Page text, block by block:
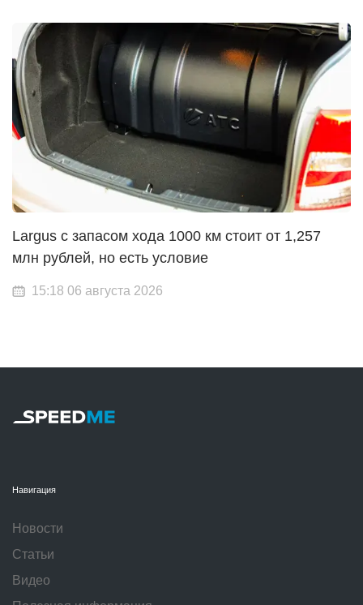
Largus с запасом хода 1000 км стоит от 1,257
млн рублей, но есть условие
15:18 06 августа 2026
Навигация
Новости
Статьи
Видео